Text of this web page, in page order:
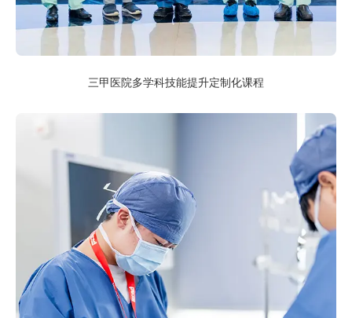
三甲医院多学科技能提升定制化课程